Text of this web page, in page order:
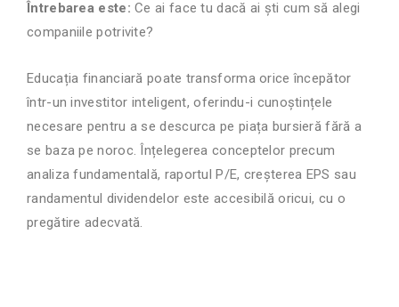
Întrebarea este: Ce ai face tu dacă ai ști cum să alegi
companiile potrivite?
Educația financiară poate transforma orice începător
într-un investitor inteligent, oferindu-i cunoștințele
necesare pentru a se descurca pe piața bursieră fără a
se baza pe noroc. Înțelegerea conceptelor precum
analiza fundamentală, raportul P/E, creșterea EPS sau
randamentul dividendelor este accesibilă oricui, cu o
pregătire adecvată.